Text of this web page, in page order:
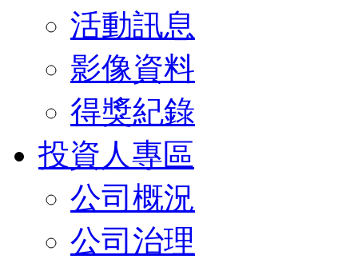
活動訊息
影像資料
得獎紀錄
投資人專區
公司概況
公司治理